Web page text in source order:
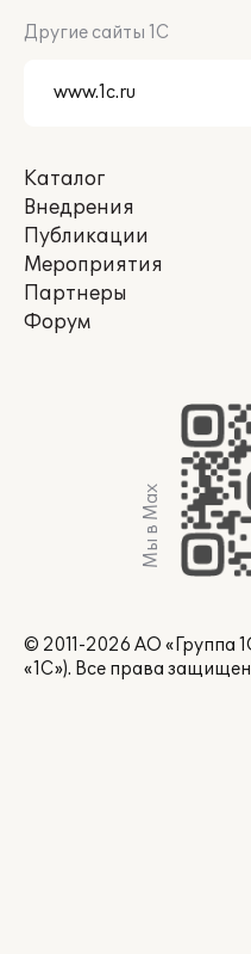
Другие сайты 1С
Каталог
Внедрения
Публикации
Мероприятия
Партнеры
Форум
Мы в Max
© 2011-2026 АО «Группа
«1С»). Все права